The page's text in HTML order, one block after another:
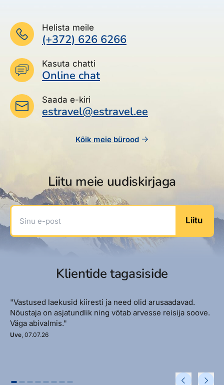
Helista meile
(+372) 626 6266
Kasuta chatti
Online chat
Saada e-kiri
estravel@estravel.ee
Kõik meie bürood
Liitu meie uudiskirjaga
Sinu e-post
Liitu
Klientide tagasiside
"Vastused laekusid kiiresti ja need olid arusaadavad.
Nõustaja on asjatundlik ning võtab arvesse reisija soove.
Väga abivalmis."
Uve , 07.07.26